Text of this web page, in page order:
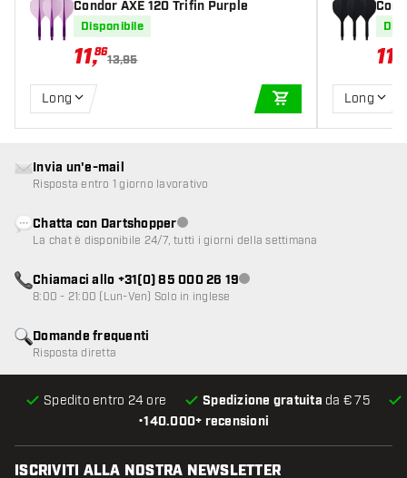
Condor AXE 120 Trifin Purple
Disponibile
11,86
13,95
Long
AGGIUNGI AL
11
Long
•140.000+ recensioni
Spedito entro 24 ore Spedizione gratuita da € 75
Domande frequenti
Risposta diretta
Invia un'e-mail
Risposta entro 1 giorno lavorativo
Chatta con DartshopperServizio clienti non disponibile
La chat è disponibile 24/7, tutti i giorni della settimana
Chiamaci allo +31(0) 85 000 26 19Servizio clienti non disponibile
8:00 - 21:00 (Lun-Ven) Solo in inglese
ISCRIVITI ALLA NOSTRA NEWSLETTER